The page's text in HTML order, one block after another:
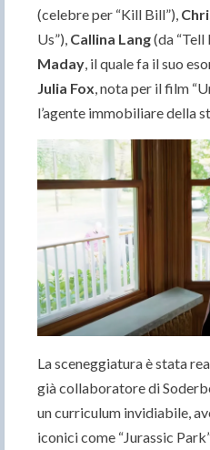
(celebre per “Kill Bill”),
Us”), Callina Lang(da “Tell
Maday, il quale fa il suo
Julia Fox, nota per il film
l’agente immobiliare della
La sceneggiatura è stata
già collaboratore di
un curriculum invidiabile,
iconici come “Jurassic